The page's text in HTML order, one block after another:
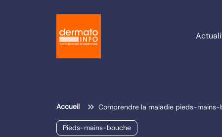
Accueil Comprendre la maladie pieds-mains-
Pieds-mains-bouche